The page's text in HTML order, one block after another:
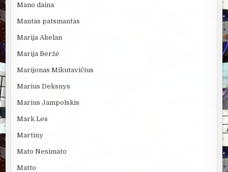
Mano daina
Mantas patsmantas
Marija Akelan
Marija Beržė
Marijonas Mikutavičius
Marius Deksnys
Marius Jampolskis
Mark Les
Martiny
Mato Nesimato
Matto